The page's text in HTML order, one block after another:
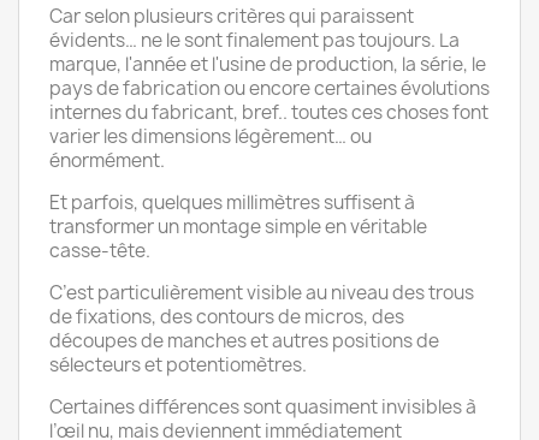
Car selon plusieurs critères qui paraissent
évidents… ne le sont finalement pas toujours. La
marque, l'année et l'usine de production, la série, le
pays de fabrication ou encore certaines évolutions
internes du fabricant, bref.. toutes ces choses font
varier les dimensions légèrement… ou
énormément.
Et parfois, quelques millimètres suffisent à
transformer un montage simple en véritable
casse-tête.
C’est particulièrement visible au niveau des trous
de fixations, des contours de micros, des
découpes de manches et autres positions de
sélecteurs et potentiomètres.
Certaines différences sont quasiment invisibles à
l’œil nu, mais deviennent immédiatement